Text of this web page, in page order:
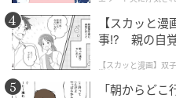
【スカッと
事!? 親の自覚
【スカッと漫画】双
懲らしめた話
「朝からど